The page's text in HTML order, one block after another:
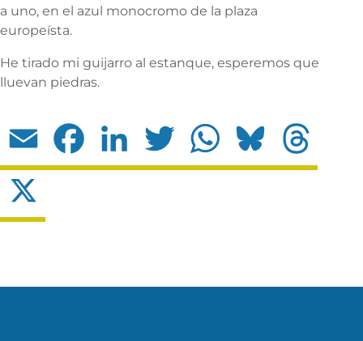
a uno, en el azul monocromo de la plaza
europeísta.
He tirado mi guijarro al estanque, esperemos que
lluevan piedras.
Email Facebook LinkedIn Twitter WhatsApp Bluesky